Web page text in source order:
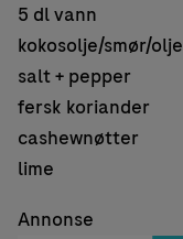
5 dl vann
kokosolje/smør/olje
salt + pepper
fersk koriander
cashewnøtter
lime
Annonse